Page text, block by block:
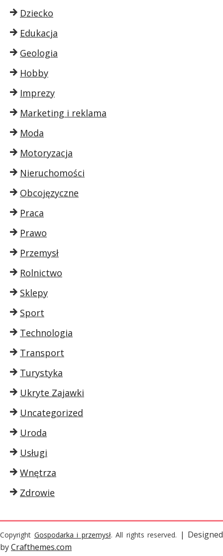
Dziecko
Edukacja
Geologia
Hobby
Imprezy
Marketing i reklama
Moda
Motoryzacja
Nieruchomości
Obcojęzyczne
Praca
Prawo
Przemysł
Rolnictwo
Sklepy
Sport
Technologia
Transport
Turystyka
Ukryte Zajawki
Uncategorized
Uroda
Usługi
Wnętrza
Zdrowie
Copyright Gospodarka i przemysł. All rights reserved. | Designed
byCrafthemes.com